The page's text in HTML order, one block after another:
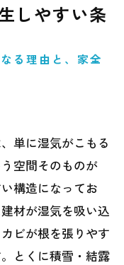
しやすい条
る理由と、家全
単に湿気がこもる
空間そのものが
構造になってお
材が湿気を吸い込
ビが根を張りやす
とくに積雪・結露